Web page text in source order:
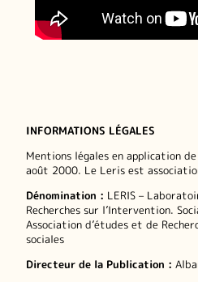
INFORMATIONS LÉGALES
Mentions légales en application
août 2000. Le Leris est
Dénomination : LERIS –
Recherches sur l’Intervention.
Association d’études et de
sociales
Directeur de la Publication :